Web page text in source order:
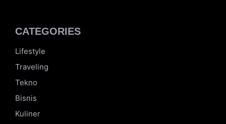
CATEGORIES
Lifestyle
Traveling
Tekno
Bisnis
Kuliner